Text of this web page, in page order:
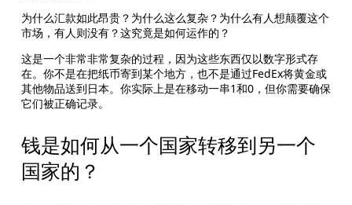
为什么汇款如此昂贵？为什么这么复杂？为什么有人想颠覆这个
市场，有人则没有？这究竟是如何运作的？
这是一个非常非常复杂的过程，因为这些东西仅以数字形式存
在。你不是在把纸币寄到某个地方，也不是通过FedEx将黄金或
其他物品送到日本。你实际上是在移动一串1和0，但你需要确保
它们被正确记录。
钱是如何从一个国家转移到另一个
国家的？